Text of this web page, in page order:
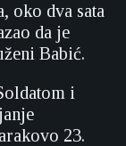
oko dva sata
da je
Babić.
i
23.